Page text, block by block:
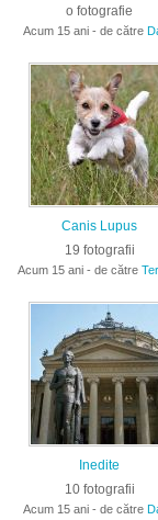
o fotografie
Acum 15 ani - de către
Canis Lupus
19 fotografii
Acum 15 ani - de către
Inedite
10 fotografii
Acum 15 ani - de către